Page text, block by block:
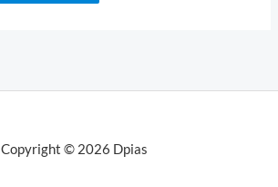
Copyright © 2026 Dpias